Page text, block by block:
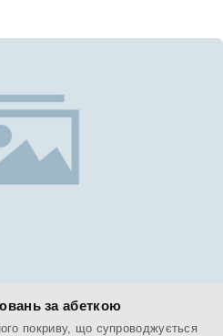
за абеткою
покриву, що супроводжується